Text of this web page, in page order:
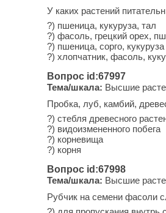
У каких растений
?) пшеница, кукуруза, тал
?) фасоль, грецкий орех,
?) пшеница, сорго, кукуруза
?) хлопчатник, фасоль,
Вопрос id:67997
Тема/шкала: Высшие
Пробка, луб, камбий,
?) стебля древесного
?) видоизмененного побега
?) корневища
?) корня
Вопрос id:67998
Тема/шкала: Высшие
Рубчик на семени фасоли